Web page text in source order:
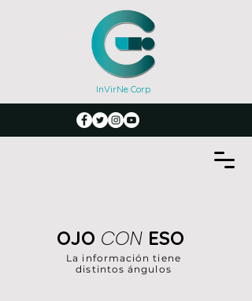
InVirNe Corp
La información tiene
distintos ángulos
OJO CON ESO